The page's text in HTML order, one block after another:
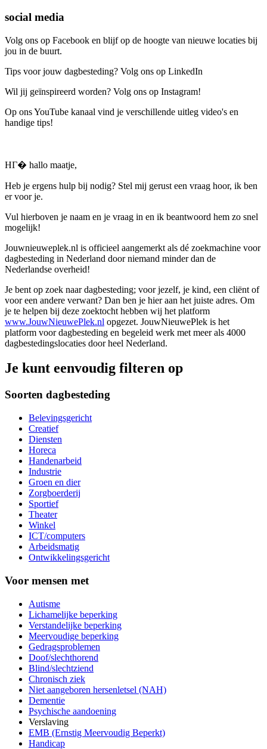
social media
Volg ons op Facebook en blijf op de hoogte van nieuwe locaties bij
jou in de buurt.
Tips voor jouw dagbesteding? Volg ons op LinkedIn
Wil jij geïnspireerd worden? Volg ons op Instagram!
Op ons YouTube kanaal vind je verschillende uitleg video's en
handige tips!
HГ� hallo maatje,
Heb je ergens hulp bij nodig? Stel mij gerust een vraag hoor, ik ben
er voor je.
Vul hierboven je naam en je vraag in en ik beantwoord hem zo snel
mogelijk!
Jouwnieuweplek.nl is officieel aangemerkt als dé zoekmachine voor
dagbesteding in Nederland door niemand minder dan de
Nederlandse overheid!
Je bent op zoek naar dagbesteding; voor jezelf, je kind, een cliënt of
voor een andere verwant? Dan ben je hier aan het juiste adres. Om
je te helpen bij deze zoektocht hebben wij het platform
www.JouwNieuwePlek.nl opgezet. JouwNieuwePlek is het
platform voor dagbesteding en begeleid werk met meer als 4000
dagbestedingslocaties door heel Nederland.
Je kunt eenvoudig filteren op
Soorten dagbesteding
Belevingsgericht
Creatief
Diensten
Horeca
Handenarbeid
Industrie
Groen en dier
Zorgboerderij
Sportief
Theater
Winkel
ICT/computers
Arbeidsmatig
Ontwikkelingsgericht
Voor mensen met
Autisme
Lichamelijke beperking
Verstandelijke beperking
Meervoudige beperking
Gedragsproblemen
Doof/slechthorend
Blind/slechtziend
Chronisch ziek
Niet aangeboren hersenletsel (NAH)
Dementie
Psychische aandoening
Verslaving
EMB (Ernstig Meervoudig Beperkt)
Handicap